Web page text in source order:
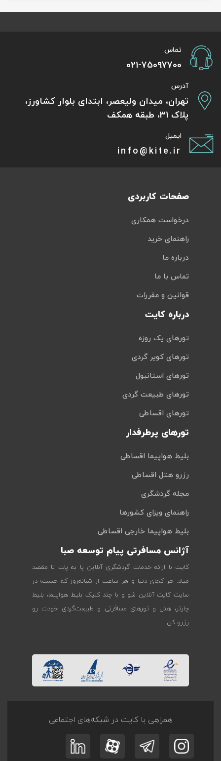
تماس
021-75097700
آدرس
تهران، میدان ولیعصر، ابتدای بلوار کشاورز،
پلاک 31، طبقه همکف
ایمیل
info@kite.ir
صفحات کاربردی
درخواست همکاری
راهنمای خرید
درباره ما
تماس با ما
قوانین و مقررات
درباره کایت
تورهای یک روزه
تورهای کویر گردی
تورهای استانبول
تورهای طبیعت گردی
تورهای اقساطی
تورهای پرطرفدار
بلیط هواپیما اقساطی
رزرو هتل اقساطی
مجله گردشگری
راهنمای ویزای کشورها
بلیط هواپیما خارجی اقساطی
آژانس مسافرتی پیام توسعه صبا
کایت با ارائه خدمات گردشگری آنلاین پا به پات تا مقصد
میاد. هر کجای دنیا و هر ساعت از شبانه‌روز که هست؛ در
سایت کایت آنلاین شو و با چند کلیک بلیط هواپیما، بلیط
چارتر، هتل و تورهای مسافرتی و طبیعت‌گردی خودت رو
رزرو کن.
همراهی با کایت در شبکه‌های اجتماعی